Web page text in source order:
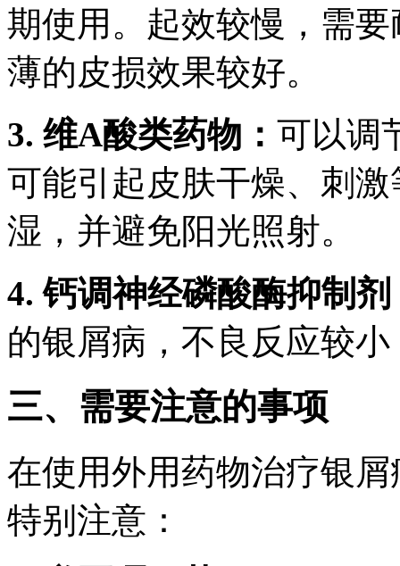
期使用。起效较慢，需
薄的皮损效果较好。
3. 维A酸类药物： 可以调
可能引起皮肤干燥、刺
湿，并避免阳光照射。
4. 钙调神经磷酸酶抑制剂
的银屑病，不良反应较
三、需要注意的事项
在使用外用药物治疗银
特别注意：